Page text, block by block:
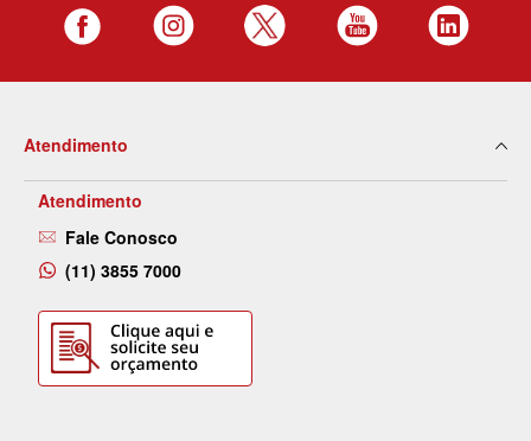
Atendimento
Atendimento
Fale Conosco
(11) 3855 7000